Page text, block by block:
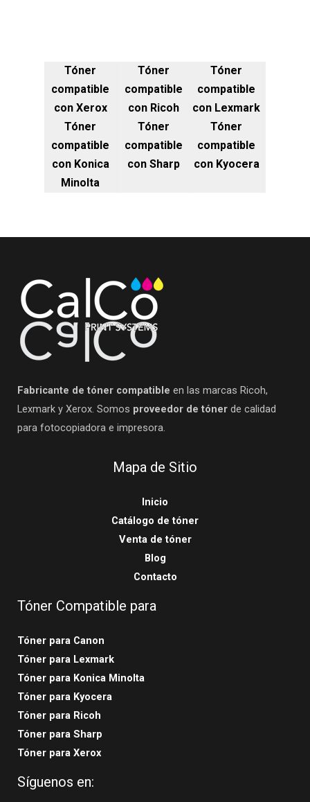
Tóner
compatible
con Xerox
Tóner
compatible
con Ricoh
Tóner
compatible
con Lexmark
Tóner
compatible
con Konica
Minolta
Tóner
compatible
con Sharp
Tóner
compatible
con Kyocera
Fabricante de tóner compatible en las marcas Ricoh,
Lexmark y Xerox. Somos proveedor de tóner de calidad
para fotocopiadora e impresora.
Mapa de Sitio
Inicio
Catálogo de tóner
Venta de tóner
Blog
Contacto
Tóner Compatible para
Tóner para Canon
Tóner para Lexmark
Tóner para Konica Minolta
Tóner para Kyocera
Tóner para Ricoh
Tóner para Sharp
Tóner para Xerox
Síguenos en: